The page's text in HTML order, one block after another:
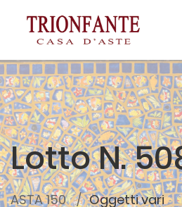
Lotto N.
ASTA 150 Oggetti vari